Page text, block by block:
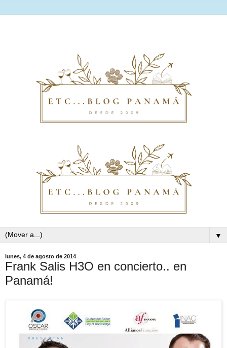
▼
lunes, 4 de agosto de 2014
Frank Salis H3O en concierto.. en
Panamá!